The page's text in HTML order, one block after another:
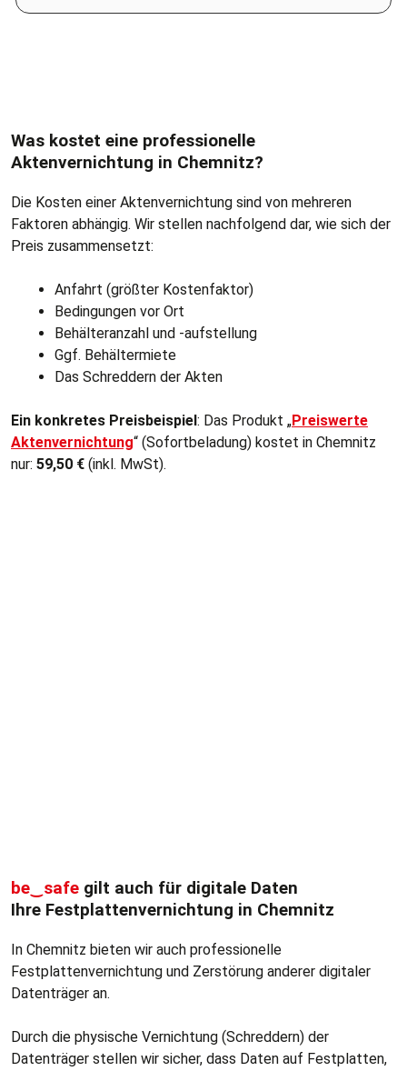
Bitte geben Sie eine gültige 5-stellige Postleitzahl ein.
Was kostet eine professionelle
Aktenvernichtung in Chemnitz?
Die Kosten einer Aktenvernichtung sind von mehreren
Faktoren abhängig. Wir stellen nachfolgend dar, wie sich der
Preis zusammensetzt:
Anfahrt (größter Kostenfaktor)
Bedingungen vor Ort
Behälteranzahl und -aufstellung
Ggf. Behältermiete
Das Schreddern der Akten
Ein konkretes Preisbeispiel: Das Produkt „Preiswerte
Aktenvernichtung“ (Sofortbeladung) kostet in Chemnitz
nur: 59,50 € (inkl. MwSt).
be‿safe gilt auch für digitale Daten
Ihre Festplattenvernichtung in Chemnitz
In Chemnitz bieten wir auch professionelle
Festplattenvernichtung und Zerstörung anderer digitaler
Datenträger an.
Durch die physische Vernichtung (Schreddern) der
Datenträger stellen wir sicher, dass Daten auf Festplatten,